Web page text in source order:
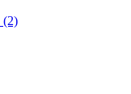
(2)